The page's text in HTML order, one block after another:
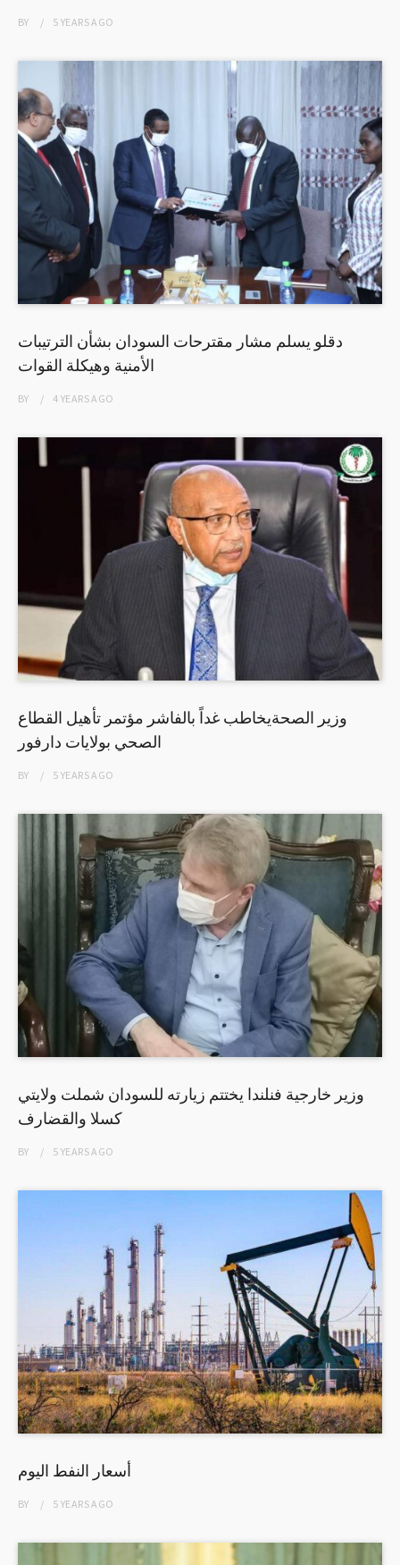
BY 5 YEARSAGO
دقلو يسلم مشار مقترحات السودان بشأن الترتيبات
الأمنية وهيكلة القوات
BY 4 YEARSAGO
وزير الصحةيخاطب غداً بالفاشر مؤتمر تأهيل القطاع
الصحي بولايات دارفور
BY 5 YEARSAGO
وزير خارجية فنلندا يختتم زيارته للسودان شملت ولايتي
كسلا والقضارف
BY 5 YEARSAGO
أسعار النفط اليوم
BY 5 YEARSAGO